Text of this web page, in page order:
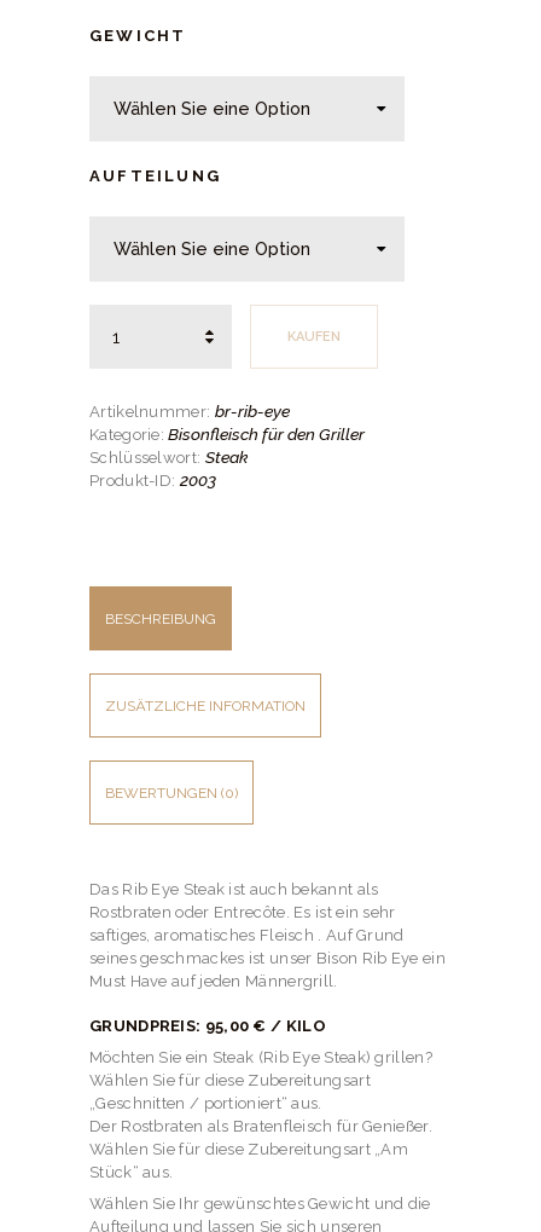
GEWICHT
AUFTEILUNG
KAUFEN
Artikelnummer: br-rib-eye
Kategorie:Bisonfleisch für den Griller
Schlüsselwort: Steak
Produkt-ID:2003
BESCHREIBUNG
ZUSÄTZLICHE INFORMATION
BEWERTUNGEN (0)
Das Rib Eye Steak ist auch bekannt als
Rostbraten oder Entrecôte. Es ist ein sehr
saftiges, aromatisches Fleisch . Auf Grund
seines geschmackes ist unser Bison Rib Eye ein
Must Have auf jeden Männergrill.
GRUNDPREIS: 95,00 € / KILO
Möchten Sie ein Steak (Rib Eye Steak) grillen?
Wählen Sie für diese Zubereitungsart
„Geschnitten / portioniert“ aus.
Der Rostbraten als Bratenfleisch für Genießer.
Wählen Sie für diese Zubereitungsart „Am
Stück“ aus.
Wählen Sie Ihr gewünschtes Gewicht und die
Aufteilung und lassen Sie sich unseren